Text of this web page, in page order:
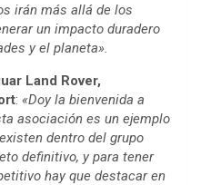
irán más allá de los
un impacto duradero
y el planeta».
Land Rover,
: «Doy la bienvenida a
asociación es un ejemplo
dentro del grupo
definitivo, y para tener
hay que destacar en